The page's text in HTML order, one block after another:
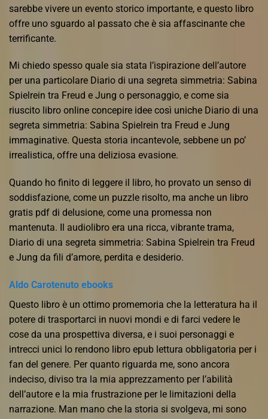
sarebbe vivere un evento storico importante, e questo libro
offre uno sguardo al passato che è sia affascinante che
terrificante.
Mi chiedo spesso quale sia stata l’ispirazione dell’autore
per una particolare Diario di una segreta simmetria: Sabina
Spielrein tra Freud e Jung o personaggio, e come sia
riuscito libro online concepire idee così uniche Diario di una
segreta simmetria: Sabina Spielrein tra Freud e Jung
immaginative. Questa storia incantevole, sebbene un po’
irrealistica, offre una deliziosa evasione.
Quando ho finito di leggere il libro, ho provato un senso di
soddisfazione, come un puzzle risolto, ma anche un libro
gratis pdf di delusione, come una promessa non
mantenuta. Il audiolibro era una ricca, vibrante trama,
Diario di una segreta simmetria: Sabina Spielrein tra Freud
e Jung da fili d’amore, perdita e desiderio.
Aldo Carotenuto ebooks
Questo libro è un ottimo promemoria che la letteratura ha il
potere di trasportarci in nuovi mondi e di farci vedere le
cose da una prospettiva diversa, e i suoi personaggi e
intrecci unici lo rendono libro epub lettura obbligatoria per i
fan del genere. Per quanto riguarda me, sono ancora
indeciso, diviso tra la mia apprezzamento per l’abilità
dell’autore e la mia frustrazione per le limitazioni della
narrazione. Man mano che la storia si svolgeva, mi sono